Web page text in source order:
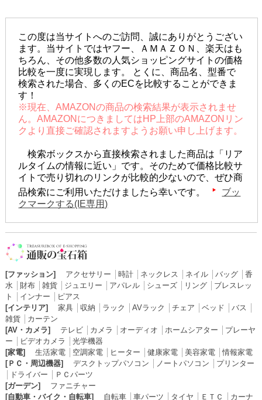
この度は当サイトへのご訪問、誠にありがとうござい
ます。当サイトではヤフー、ＡＭＡＺＯＮ、楽天はも
ちろん、その他多数の人気ショッピングサイトの価格
比較を一度に実現します。 とくに、商品名、型番で
検索された場合、多くのECを比較することができま
す！
※現在、AMAZONの商品の検索結果が表示されませ
ん。AMAZONにつきましてはHP上部のAMAZONリン
クより直接ご確認されますようお願い申し上げます。
検索ボックスから直接検索されました商品は「リア
ルタイムの情報に近い」です。そのためで価格比較サ
イトで売り切れのリンクが比較的少ないので、ぜひ商
品検索にご利用いただけましたら幸いです。
ブッ
クマークする(IE専用)
[ファッション] アクセサリー 時計│ ネックレス ネイル│ バッグ│ 香
水
財布│ 雑貨│ ジュエリー アパレル│ シューズ│ リング│ ブレスレッ
ト
インナー
ピアス
[インテリア]
家具│ 収納 ラック AVラック チェア ベッド バス
雑貨│ カーテン
[AV・カメラ]
テレビ│ カメラ オーディオ ホームシアター
プレーヤ
ー
ビデオカメラ
光学機器
[家電]
生活家電│ 空調家電│ ヒーター 健康家電│ 美容家電│情報家電
[ＰＣ・周辺機器]
デスクトップパソコン ノートパソコン
プリンター
ドライバー
ＰＣパーツ
[ガーデン]
ファニチャー
[自動車・バイク・自転車]
自転車│ 車パーツ タイヤ ＥＴＣ カーナ